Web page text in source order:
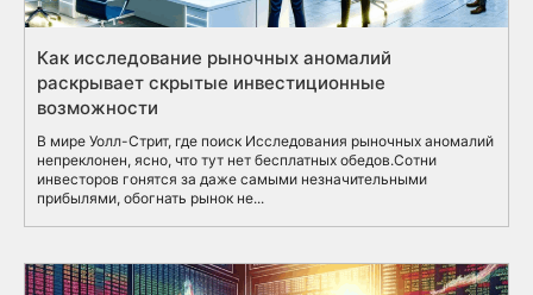
Как исследование рыночных аномалий
раскрывает скрытые инвестиционные
возможности
В мире Уолл-Стрит, где поиск Исследования рыночных аномалий
непреклонен, ясно, что тут нет бесплатных обедов.Сотни
инвесторов гонятся за даже самыми незначительными
прибылями, обогнать рынок не...